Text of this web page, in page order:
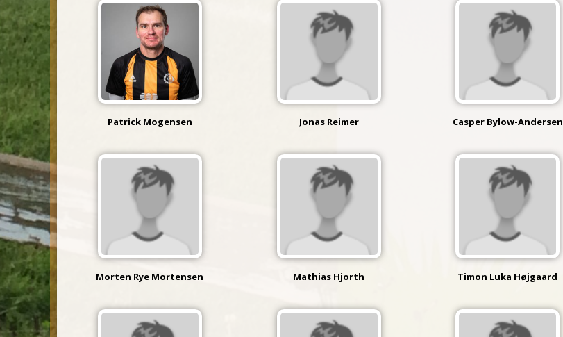
Patrick Mogensen Jonas Reimer Casper Bylow-Andersen
Morten Rye Mortensen Mathias Hjorth Timon Luka Højgaard